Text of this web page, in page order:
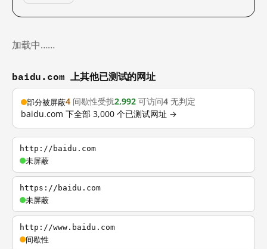
加载中……
baidu.com 上其他已测试的网址
部分被屏蔽4 间歇性受扰2,992 可访问4 无判定
baidu.com 下全部 3,000 个已测试网址 →
http://baidu.com
未屏蔽
https://baidu.com
未屏蔽
http://www.baidu.com
间歇性